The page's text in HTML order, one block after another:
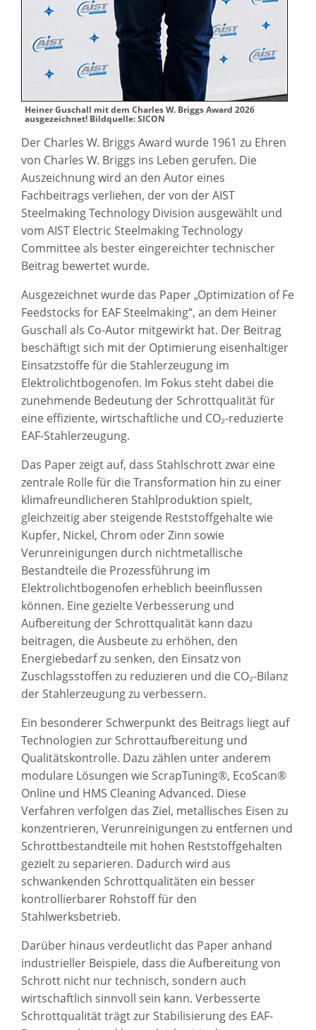
Heiner Guschall mit dem Charles W. Briggs Award 2026
ausgezeichnet! Bildquelle: SICON
Der Charles W. Briggs Award wurde 1961 zu Ehren
von Charles W. Briggs ins Leben gerufen. Die
Auszeichnung wird an den Autor eines
Fachbeitrags verliehen, der von der AIST
Steelmaking Technology Division ausgewählt und
vom AIST Electric Steelmaking Technology
Committee als bester eingereichter technischer
Beitrag bewertet wurde.
Ausgezeichnet wurde das Paper „Optimization of Fe
Feedstocks for EAF Steelmaking“, an dem Heiner
Guschall als Co-Autor mitgewirkt hat. Der Beitrag
beschäftigt sich mit der Optimierung eisenhaltiger
Einsatzstoffe für die Stahlerzeugung im
Elektrolichtbogenofen. Im Fokus steht dabei die
zunehmende Bedeutung der Schrottqualität für
eine effiziente, wirtschaftliche und CO₂-reduzierte
EAF-Stahlerzeugung.
Das Paper zeigt auf, dass Stahlschrott zwar eine
zentrale Rolle für die Transformation hin zu einer
klimafreundlicheren Stahlproduktion spielt,
gleichzeitig aber steigende Reststoffgehalte wie
Kupfer, Nickel, Chrom oder Zinn sowie
Verunreinigungen durch nichtmetallische
Bestandteile die Prozessführung im
Elektrolichtbogenofen erheblich beeinflussen
können. Eine gezielte Verbesserung und
Aufbereitung der Schrottqualität kann dazu
beitragen, die Ausbeute zu erhöhen, den
Energiebedarf zu senken, den Einsatz von
Zuschlagsstoffen zu reduzieren und die CO₂-Bilanz
der Stahlerzeugung zu verbessern.
Ein besonderer Schwerpunkt des Beitrags liegt auf
Technologien zur Schrottaufbereitung und
Qualitätskontrolle. Dazu zählen unter anderem
modulare Lösungen wie ScrapTuning®, EcoScan®
Online und HMS Cleaning Advanced. Diese
Verfahren verfolgen das Ziel, metallisches Eisen zu
konzentrieren, Verunreinigungen zu entfernen und
Schrottbestandteile mit hohen Reststoffgehalten
gezielt zu separieren. Dadurch wird aus
schwankenden Schrottqualitäten ein besser
kontrollierbarer Rohstoff für den
Stahlwerksbetrieb.
Darüber hinaus verdeutlicht das Paper anhand
industrieller Beispiele, dass die Aufbereitung von
Schrott nicht nur technisch, sondern auch
wirtschaftlich sinnvoll sein kann. Verbesserte
Schrottqualität trägt zur Stabilisierung des EAF-